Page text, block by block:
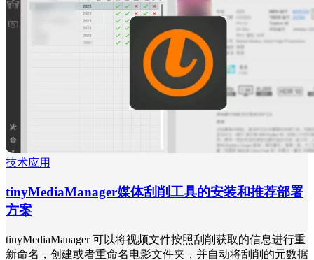
技术应用
tinyMediaManager媒体刮削工具的安装和推荐部署
方案
tinyMediaManager 可以将视频文件按照刮削获取的信息进行重
新命名，创建或者重命名电影文件夹，并自动将刮削的元数据